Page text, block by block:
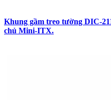
Khung gầm treo tường DIC-
chủ Mini-ITX.